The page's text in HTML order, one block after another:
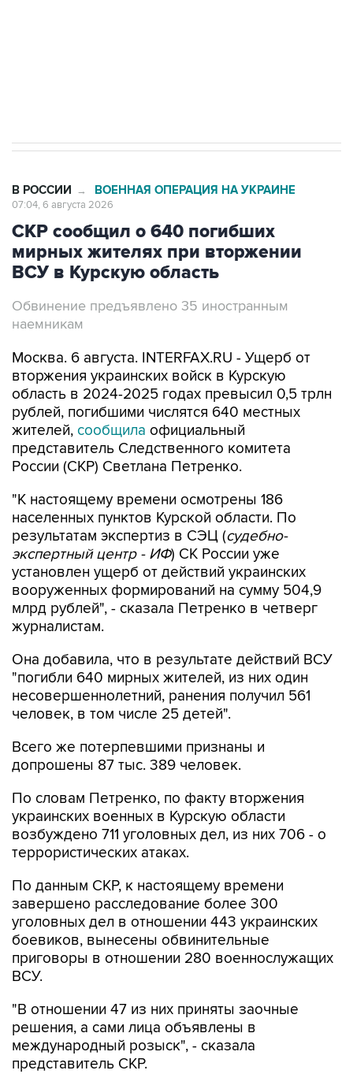
В РОССИИ → ВОЕННАЯ ОПЕРАЦИЯ НА УКРАИНЕ
07:04, 6 августа 2026
СКР сообщил о 640 погибших
мирных жителях при вторжении
ВСУ в Курскую область
Обвинение предъявлено 35 иностранным
наемникам
Москва. 6 августа. INTERFAX.RU - Ущерб от
вторжения украинских войск в Курскую
область в 2024-2025 годах превысил 0,5 трлн
рублей, погибшими числятся 640 местных
жителей, сообщила официальный
представитель Следственного комитета
России (СКР) Светлана Петренко.
"К настоящему времени осмотрены 186
населенных пунктов Курской области. По
результатам экспертиз в СЭЦ (судебно-
экспертный центр - ИФ) СК России уже
установлен ущерб от действий украинских
вооруженных формирований на сумму 504,9
млрд рублей", - сказала Петренко в четверг
журналистам.
Она добавила, что в результате действий ВСУ
"погибли 640 мирных жителей, из них один
несовершеннолетний, ранения получил 561
человек, в том числе 25 детей".
Всего же потерпевшими признаны и
допрошены 87 тыс. 389 человек.
По словам Петренко, по факту вторжения
украинских военных в Курскую области
возбуждено 711 уголовных дел, из них 706 - о
террористических атаках.
По данным СКР, к настоящему времени
завершено расследование более 300
уголовных дел в отношении 443 украинских
боевиков, вынесены обвинительные
приговоры в отношении 280 военнослужащих
ВСУ.
"В отношении 47 из них приняты заочные
решения, а сами лица объявлены в
международный розыск", - сказала
представитель СКР.